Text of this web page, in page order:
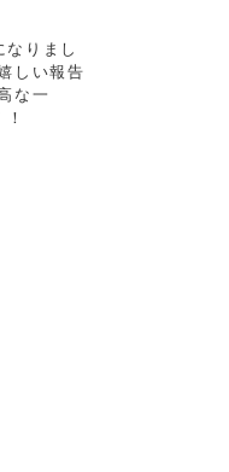
りまし
しい報告
な一